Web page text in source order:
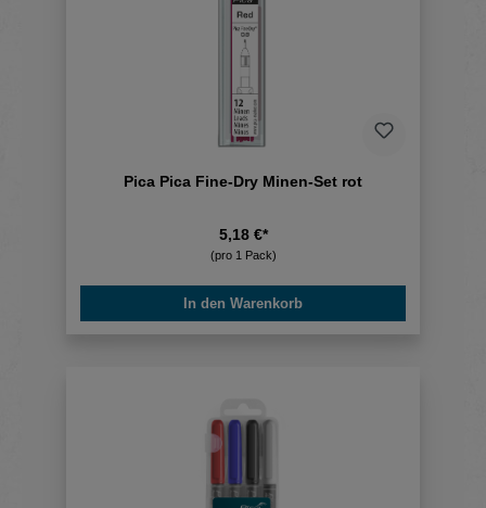
Pica Pica Fine-Dry Minen-Set rot
5,18 €*
(pro 1 Pack)
In den Warenkorb